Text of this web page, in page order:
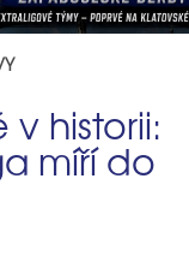
v historii:
míří do